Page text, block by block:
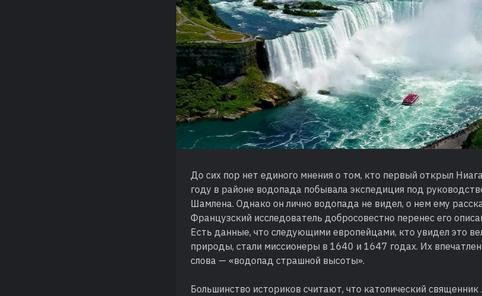
До сих пор нет единого мнения о том, кто первый открыл
году в районе водопада побывала экспедиция под
Шамлена. Однако он лично водопада не видел, о нем ему
Французский исследователь добросовестно перенес его
Есть данные, что следующими европейцами, кто увидел это
природы, стали миссионеры в 1640 и 1647 годах. Их
слова — «водопад страшной высоты».
Большинство историков считают, что католический